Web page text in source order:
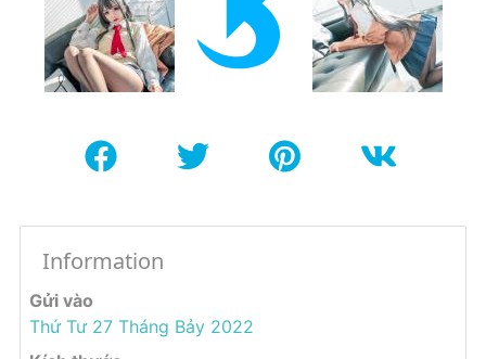
Information
Gửi vào
Thứ Tư 27 Tháng Bảy 2022